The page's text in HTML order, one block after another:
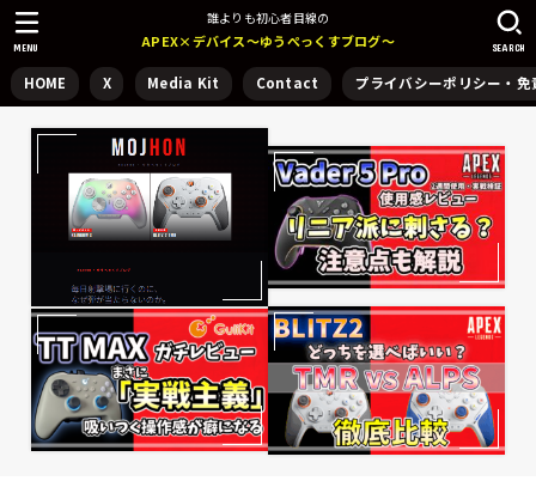
誰よりも初心者目線の
APEX×デバイス～ゆうぺっくすブログ～
HOME X Media Kit Contact プライバシーポリシー・免
SEARCH
MENU